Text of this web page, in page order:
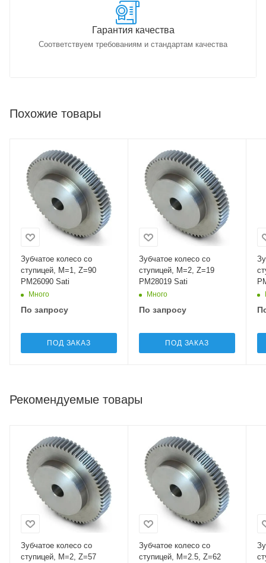
Гарантия качества
Соответствуем требованиям и стандартам качества
Похожие товары
Зубчатое колесо со
ступицей, M=1, Z=90
PM26090 Sati
Много
По запросу
ПОД ЗАКАЗ
Зубчатое колесо со
ступицей, M=2, Z=19
PM28019 Sati
Много
По запросу
ПОД ЗАКАЗ
Рекомендуемые товары
Зубчатое колесо со
ступицей, M=2, Z=57
Зубчатое колесо со
ступицей, M=2.5, Z=62